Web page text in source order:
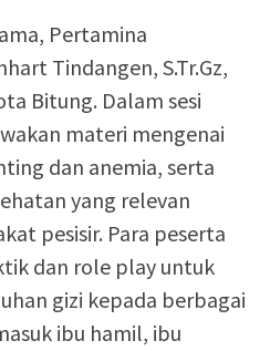
Pertamina
Tindangen, S.Tr.Gz,
Bitung. Dalam sesi
materi mengenai
dan anemia, serta
yang relevan
pesisir. Para peserta
dan role play untuk
gizi kepada berbagai
ibu hamil, ibu